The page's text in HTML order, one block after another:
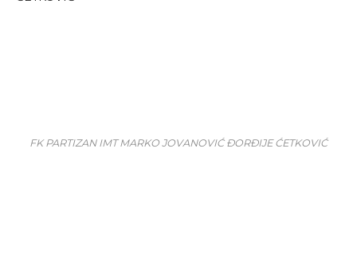
FK PARTIZAN IMT MARKO JOVANOVIĆ ĐORĐIJE ĆETKOVIĆ